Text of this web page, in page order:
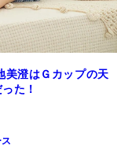
美澄はＧカップの天
た！